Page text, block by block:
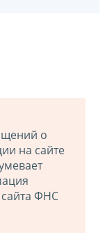
о
на сайте
сайта ФНС